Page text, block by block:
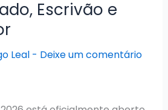
Escrivão e
Leal - Deixe um comentário